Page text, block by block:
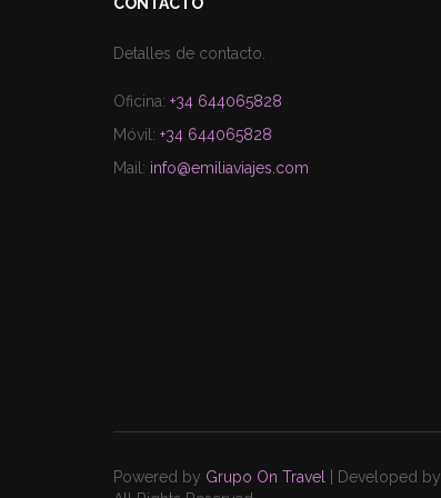
Detalles de contacto.
Oficina: +34 644065828
Móvil: +34 644065828
Mail: info@emiliaviajes.com
Powered by Grupo On Travel | Developed by